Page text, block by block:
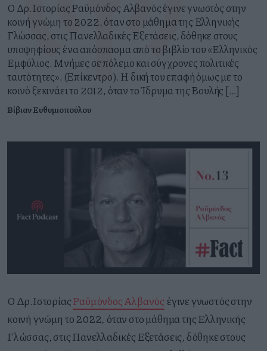
O Δρ.Ιστορίας Ραϋμόνδος Αλβανός έγινε γνωστός στην
κοινή γνώμη το 2022, όταν στο μάθημα της Ελληνικής
Γλώσσας, στις Πανελλαδικές Εξετάσεις, δόθηκε στους
υποψηφίους ένα απόσπασμα από το βιβλίο του «Ελληνικός
Εμφύλιος. Μνήμες σε πόλεμο και σύγχρονες πολιτικές
ταυτότητες». (Επίκεντρο). Η δική του επαφή όμως με το
κοινό ξεκινάει το 2012, όταν το Ίδρυμα της Βουλής […]
Βίβιαν Ευθυμιοπούλου
O Δρ.ΙστορίαςΡαϋμόνδος Αλβανός έγινε γνωστός στην
κοινή γνώμη το 2022, όταν στο μάθημα της Ελληνικής
Γλώσσας, στις Πανελλαδικές Εξετάσεις, δόθηκε στους